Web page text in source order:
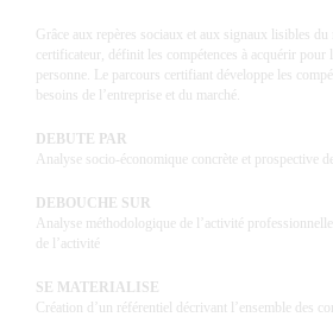
Grâce aux repères sociaux et aux signaux lisibles du
certificateur, définit les compétences à acquérir pour
personne. Le parcours certifiant développe les
besoins de l’entreprise et du marché.
DEBUTE PAR
Analyse socio-économique concrète et prospective
DEBOUCHE SUR
Analyse méthodologique de l’activité
de l’activité
SE MATERIALISE
Création d’un référentiel décrivant l’ensemble des